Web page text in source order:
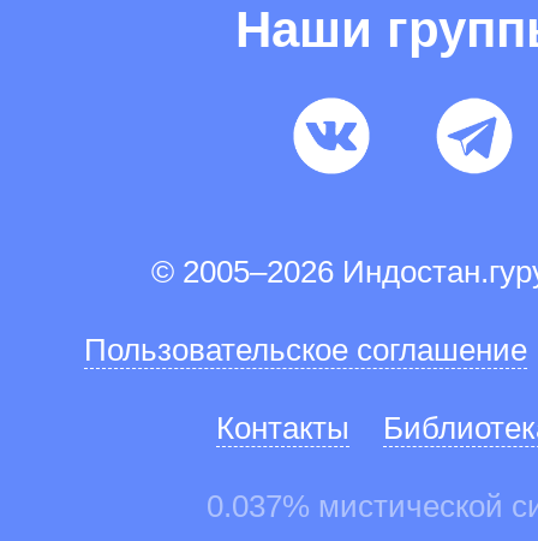
Наши
© 2005–2026
Пользовательское соглашение
Контакты
0.037% мистической